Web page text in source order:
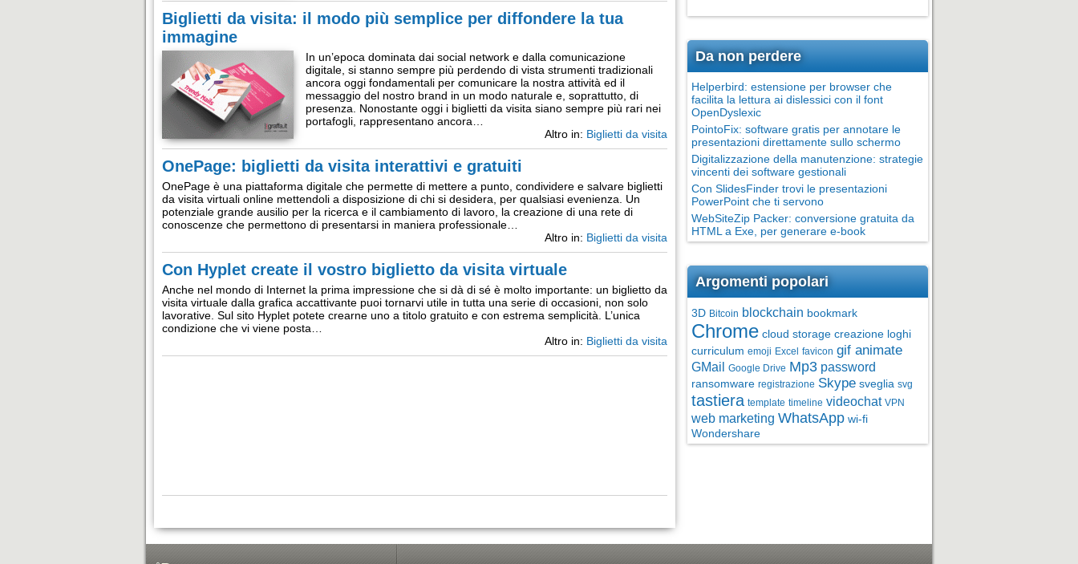
Biglietti da visita: il modo più semplice per diffondere la tua
immagine
In un’epoca dominata dai social network e dalla comunicazione
digitale, si stanno sempre più perdendo di vista strumenti tradizionali
ancora oggi fondamentali per comunicare la nostra attività ed il
messaggio del nostro brand in un modo naturale e, soprattutto, di
presenza. Nonostante oggi i biglietti da visita siano sempre più rari nei
portafogli, rappresentano ancora…
Altro in: Biglietti da visita
OnePage: biglietti da visita interattivi e gratuiti
OnePage è una piattaforma digitale che permette di mettere a punto, condividere e salvare biglietti
da visita virtuali online mettendoli a disposizione di chi si desidera, per qualsiasi evenienza. Un
potenziale grande ausilio per la ricerca e il cambiamento di lavoro, la creazione di una rete di
conoscenze che permettono di presentarsi in maniera professionale…
Altro in: Biglietti da visita
Con Hyplet create il vostro biglietto da visita virtuale
Anche nel mondo di Internet la prima impressione che si dà di sé è molto importante: un biglietto da
visita virtuale dalla grafica accattivante puoi tornarvi utile in tutta una serie di occasioni, non solo
lavorative. Sul sito Hyplet potete crearne uno a titolo gratuito e con estrema semplicità. L’unica
condizione che vi viene posta…
Altro in: Biglietti da visita
Da non perdere
Helperbird: estensione per browser che
facilita la lettura ai dislessici con il font
OpenDyslexic
PointoFix: software gratis per annotare le
presentazioni direttamente sullo schermo
Digitalizzazione della manutenzione: strategie
vincenti dei software gestionali
Con SlidesFinder trovi le presentazioni
PowerPoint che ti servono
WebSiteZip Packer: conversione gratuita da
HTML a Exe, per generare e-book
Argomenti popolari
3D Bitcoin blockchain bookmark
Chrome cloud storage creazione loghi
curriculum emoji Excel favicon gif animate
GMail Google Drive Mp3 password
ransomware registrazione Skype sveglia svg
tastiera template timeline videochat VPN
web marketing WhatsApp wi-fi
Wondershare